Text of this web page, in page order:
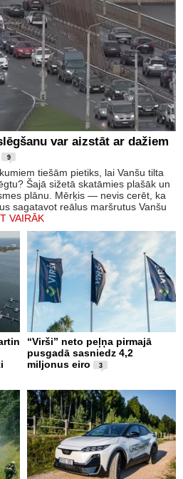
var aizstāt ar dažiem
9
tiešām pietiks, lai Vanšu tilta
Šajā sižetā skatāmies plašāk un
plānu. Mērķis — nevis cerēt, ka
sagatavot reālus maršrutus Vanšu
VAIRĀK
“Virši” neto peļņa pirmajā
pusgadā sasniedz 4,2
miljonus eiro
3